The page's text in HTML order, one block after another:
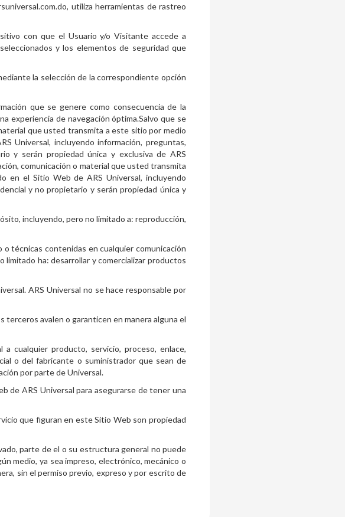
utiliza herramientas de rastreo
con que el Usuario y/o Visitante accede a
y los elementos de seguridad que
la selección de la correspondiente opción
que se genere como consecuencia de la
experiencia de navegación óptima.Salvo que se
que usted transmita a este sitio por medio
Universal, incluyendo información, preguntas,
y serán propiedad única y exclusiva de ARS
comunicación o material que usted transmita
en el Sitio Web de ARS Universal, incluyendo
y no propietario y serán propiedad única y
incluyendo, pero no limitado a: reproducción,
técnicas contenidas en cualquier comunicación
ha: desarrollar y comercializar productos
ARS Universal no se hace responsable por
terceros avalen o garanticen en manera alguna el
cualquier producto, servicio, proceso, enlace,
o del fabricante o suministrador que sean de
por parte de Universal.
de ARS Universal para asegurarse de tener una
que figuran en este Sitio Web son propiedad
parte de el o su estructura general no puede
medio, ya sea impreso, electrónico, mecánico o
sin el permiso previo, expreso y por escrito de